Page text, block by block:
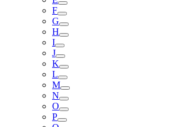
F
G
H
I
J
K
L
M
N
O
P